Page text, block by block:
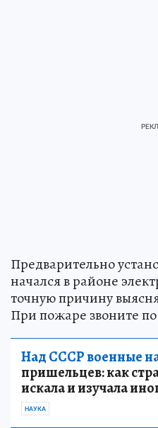
Предварительно
начался в районе
точную причину
При пожаре звоните
Над СССР военные
пришельцев: как
искала и изучала
НАУКА